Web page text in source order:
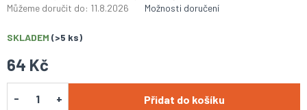
64 Kč
SKLADEM (>5 ks)
Můžeme doručit do: 11.8.2026 Možnosti doručení
Přidat do košíku